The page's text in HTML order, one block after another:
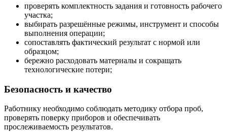
проверять комплектность задания и готовность рабочего
участка;
выбирать разрешённые режимы, инструмент и способы
выполнения операции;
сопоставлять фактический результат с нормой или
образцом;
бережно расходовать материалы и сокращать
технологические потери;
Безопасность и качество
Работнику необходимо соблюдать методику отбора проб,
проверять поверку приборов и обеспечивать
прослеживаемость результатов.